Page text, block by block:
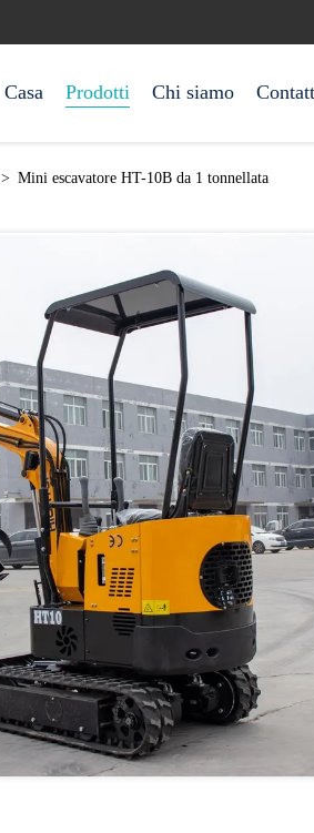
Casa Prodotti Chi siamo
> Mini escavatore HT-10B da 1 tonnellata